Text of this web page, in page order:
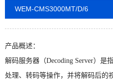
WEM-CMS3000MT/D/6
产品概述：
解码服务器（Decoding Server）是
处理、转码等操作，并将解码后的